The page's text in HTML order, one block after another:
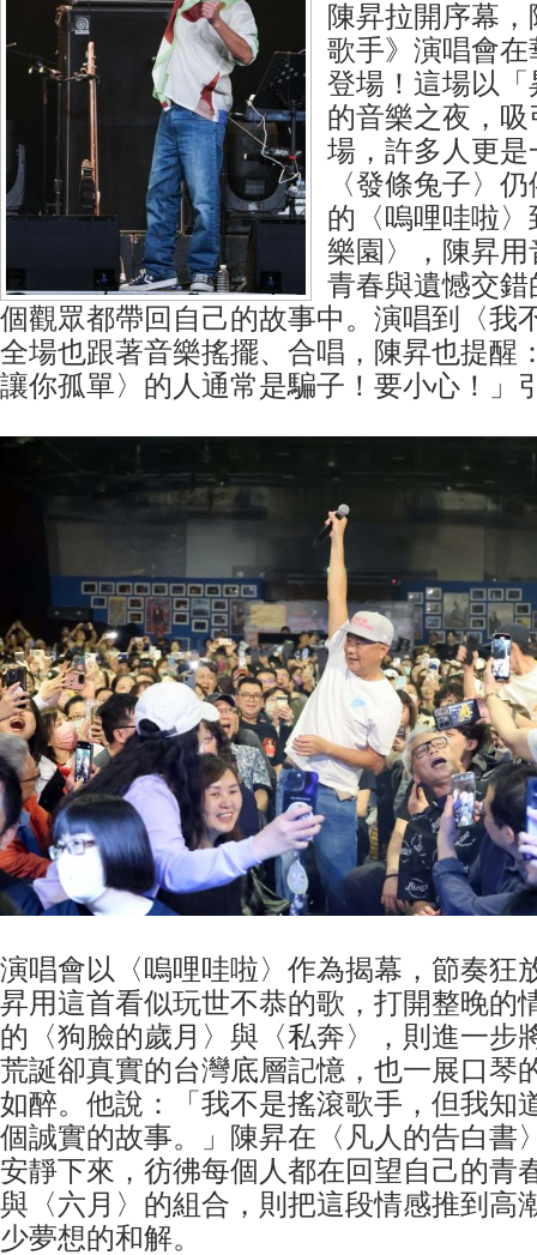
陳昇拉開序幕
歌手》演唱會在
登場！這場以
的音樂之夜，
場，許多人更
〈發條兔子〉
的〈嗚哩哇啦
樂園〉，陳昇
青春與遺憾交
個觀眾都帶回自己的故事中。演唱到〈我
全場也跟著音樂搖擺、合唱，陳昇也提醒
讓你孤單〉的人通常是騙子！要小心！」
演唱會以〈嗚哩哇啦〉作為揭幕，節奏狂
昇用這首看似玩世不恭的歌，打開整晚的
的〈狗臉的歲月〉與〈私奔〉，則進一步
荒誕卻真實的台灣底層記憶，也一展口琴
如醉。他說：「我不是搖滾歌手，但我知
個誠實的故事。」陳昇在〈凡人的告白書
安靜下來，彷彿每個人都在回望自己的青
與〈六月〉的組合，則把這段情感推到高
少夢想的和解。